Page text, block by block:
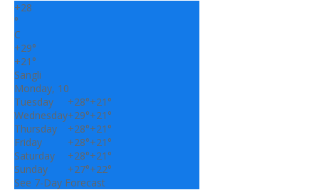
+28
°
C
+29°
+21°
Sangli
Monday, 10
Tuesday
+28°+21°
Wednesday+29°+21°
Thursday
+28°+21°
Friday
+28°+21°
Saturday
+28°+21°
Sunday
+27°+22°
See 7-Day Forecast